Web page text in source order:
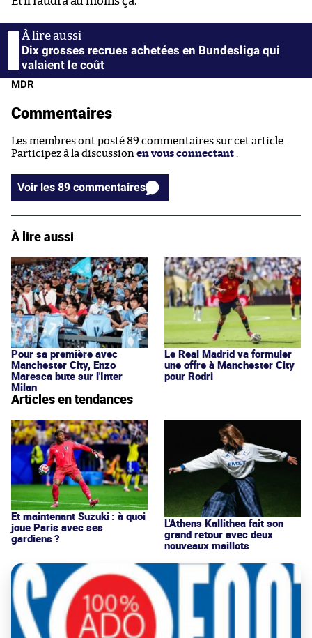
Dix grosses recrues achetées en Bundesliga qui
valaient le coût
MDR
Commentaires
Les membres ont posté 89 commentaires sur cet article.
Participez à la discussion en vous connectant
Voir les 89 commentaires
À lire aussi
Pour sa première avec
Manchester City, Enzo
Maresca bute sur l'Inter
Milan
Le Real Madrid va formuler
une offre à Manchester City
pour Rodri
Articles en tendances
Et maintenant Suzuki : à quoi
joue Paris avec ses
gardiens ?
L'Athens Kallithea fait son
grand retour avec deux
nouveaux maillots